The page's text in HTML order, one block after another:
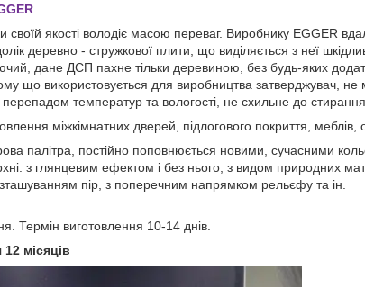
якості володіє масою переваг. Виробнику EGGER
деревно - стружкової плити, що виділяється з неї
дане ДСП пахне тільки деревиною, без будь-яких
що використовується для виробництва затверджувач, не
перепадом температур та вологості, не схильне до
міжкімнатних дверей, підлогового покриття,
палітра, постійно поповнюється новими, сучасними
з глянцевим ефектом і без нього, з видом природних
пір, з поперечним напрямком рельєфу та ін.
Термін виготовлення 10-14 днів.
місяців